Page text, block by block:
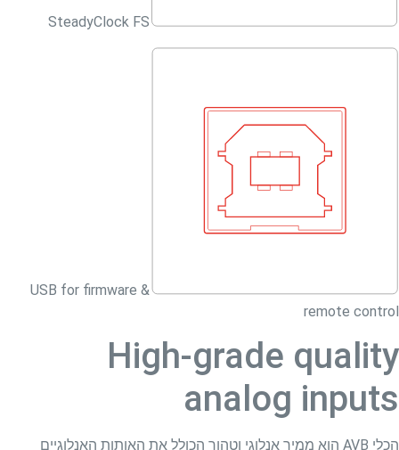
SteadyClock FS
USB for firmware &
remote control
High-grade quality
analog inputs
הכלי AVB הוא ממיר אנלוגי וטהור הכולל את האותות האנלוגיים